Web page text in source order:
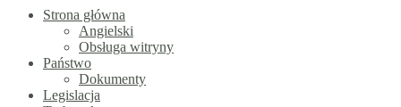
Strona główna
Angielski
Obsługa witryny
Państwo
Dokumenty
Legislacja